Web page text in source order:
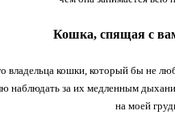
Кошка, спящая с
владельца кошки, который бы не
наблюдать за их медленным
на моей